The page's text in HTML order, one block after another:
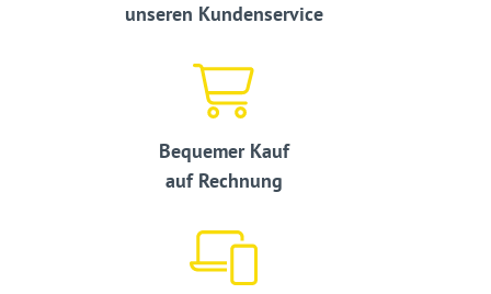
unseren Kundenservice
Bequemer Kauf
auf Rechnung